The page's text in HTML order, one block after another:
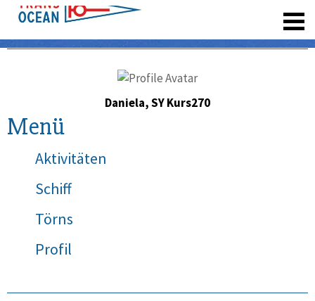
Daniela, SY Kurs270
Menü
Aktivitäten
Schiff
Törns
Profil